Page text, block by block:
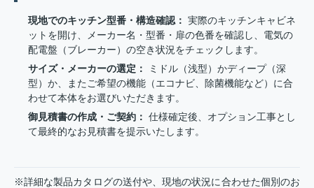
現地でのキッチン型番・構造確認： 実際のキッチンキャビネ
ットを開け、メーカー名・型番・扉の色番を確認し、電気の
配電盤（ブレーカー）の空き状況をチェックします。
サイズ・メーカーの選定：
ミドル（浅型）かディープ（深
型）か、またご希望の機能（エコナビ、除菌機能など）に合
わせて本体をお選びいただきます。
御見積書の作成・ご契約： 仕様確定後、オプション工事とし
て最終的なお見積書を提示いたします。
※詳細な製品カタログの送付や、現地の状況に合わせた個別のお